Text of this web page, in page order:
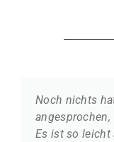
Noch nichts
Es ist so leicht